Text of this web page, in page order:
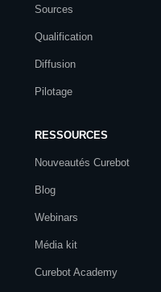
Sources
Qualification
Diffusion
Pilotage
RESSOURCES
Nouveautés Curebot
Blog
Webinars
Média kit
Curebot Academy